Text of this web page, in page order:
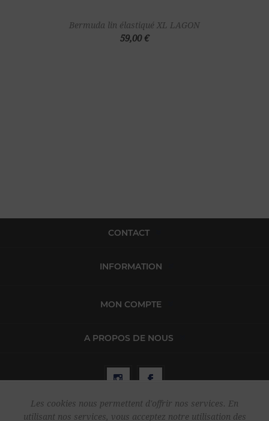
Bermuda lin élastiqué XL LAGON
59,00 €
CONTACT
INFORMATION
MON COMPTE
A PROPOS DE NOUS
Les cookies nous permettent d'offrir nos services. En
utilisant nos services, vous acceptez notre utilisation des